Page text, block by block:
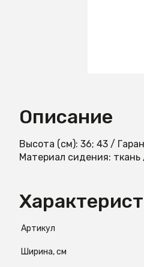
Описание
Высота (см): 36; 43 /
Материал сидения:
Артикул
Ширина, см